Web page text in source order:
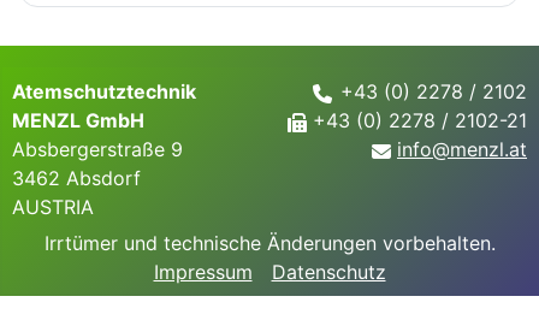
Atemschutztechnik
MENZL GmbH
Absbergerstraße 9
3462 Absdorf
AUSTRIA
+43 (0) 2278 / 2102
+43 (0) 2278 / 2102-21
info@menzl.at
Irrtümer und technische Änderungen vorbehalten.
Impressum
Datenschutz